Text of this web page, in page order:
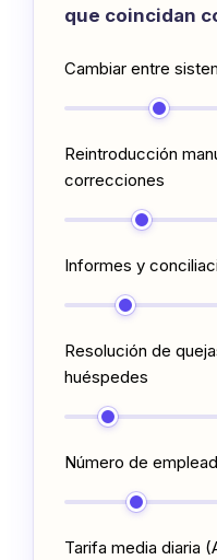
que coincidan
Cambiar entre
Reintroducción
correcciones
Informes y
Resolución de
huéspedes
Número de
Tarifa media diaria